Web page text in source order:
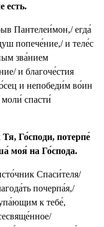
есть.
Пантелеи́мон,/ егда́
попече́ние,/ и теле́с
зва́нием
и благоче́стия
и непобеди́м во́ин
спасти́
Го́споди, потерпе́
моя́ на Го́спода.
Спаси́теля/
почерпа́я,/
к тебе́,